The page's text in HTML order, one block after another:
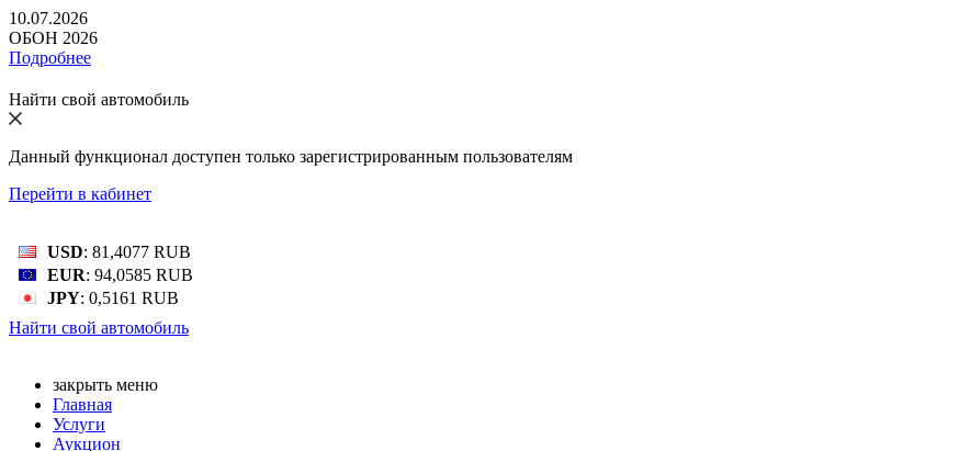
10.07.2026
ОБОН 2026
Подробнее
Найти свой автомобиль
Данный функционал доступен только зарегистрированным пользователям
Перейти в кабинет
USD: 81,4077 RUB
EUR: 94,0585 RUB
JPY: 0,5161 RUB
Найти свой автомобиль
закрыть меню
Главная
Услуги
Аукцион